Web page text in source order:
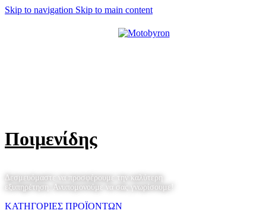
Skip to navigation Skip to main content
Ποιμενίδης
Δεσμευόμαστε να προσφέρουμε την καλύτερη
εξυπηρέτηση. Ανυπομονούμε να σας γνωρίσουμε!
ΚΑΤΗΓΟΡΙΕΣ ΠΡΟΪΟΝΤΩΝ